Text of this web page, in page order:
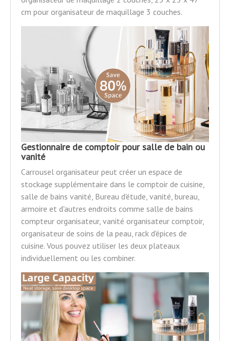
cm pour organisateur de maquillage 3 couches.
Gestionnaire de comptoir pour salle de bain ou
vanité
Carrousel organisateur peut créer un espace de
stockage supplémentaire dans le comptoir de cuisine,
salle de bains vanité, Bureau d'étude, vanité, bureau,
armoire et d'autres endroits comme salle de bains
compteur organisateur, vanité organisateur comptoir,
organisateur de soins de la peau, rack d'épices de
cuisine. Vous pouvez utiliser les deux plateaux
individuellement ou les combiner.